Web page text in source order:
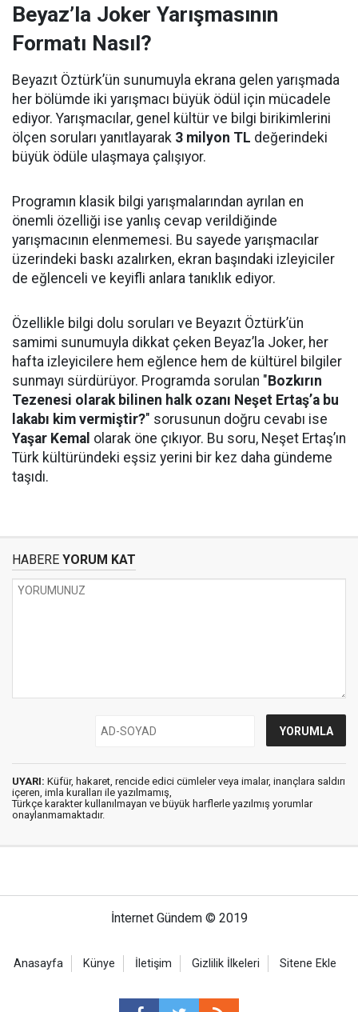
Beyaz’la Joker Yarışmasının
Formatı Nasıl?
Beyazıt Öztürk’ün sunumuyla ekrana gelen yarışmada
her bölümde iki yarışmacı büyük ödül için mücadele
ediyor. Yarışmacılar, genel kültür ve bilgi birikimlerini
ölçen soruları yanıtlayarak 3 milyon TL değerindeki
büyük ödüle ulaşmaya çalışıyor.
Programın klasik bilgi yarışmalarından ayrılan en
önemli özelliği ise yanlış cevap verildiğinde
yarışmacının elenmemesi. Bu sayede yarışmacılar
üzerindeki baskı azalırken, ekran başındaki izleyiciler
de eğlenceli ve keyifli anlara tanıklık ediyor.
Özellikle bilgi dolu soruları ve Beyazıt Öztürk’ün
samimi sunumuyla dikkat çeken Beyaz’la Joker, her
hafta izleyicilere hem eğlence hem de kültürel bilgiler
sunmayı sürdürüyor. Programda sorulan " Bozkırın
Tezenesi olarak bilinen halk ozanı Neşet Ertaş’a bu
lakabı kim vermiştir?" sorusunun doğru cevabı ise
Yaşar Kemal olarak öne çıkıyor. Bu soru, Neşet Ertaş’ın
Türk kültüründeki eşsiz yerini bir kez daha gündeme
taşıdı.
HABERE YORUM KAT
UYARI: Küfür, hakaret, rencide edici cümleler veya imalar, inançlara saldırı
içeren, imla kuralları ile yazılmamış,
Türkçe karakter kullanılmayan ve büyük harflerle yazılmış yorumlar
onaylanmamaktadır.
İnternet Gündem © 2019
Anasayfa Künye İletişim Gizlilik İlkeleri Sitene Ekle